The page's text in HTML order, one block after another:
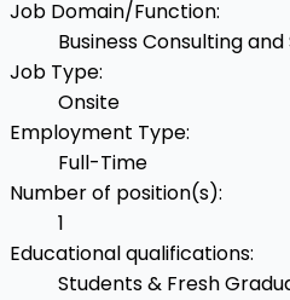
Job Domain/Function:
Business Consulting
Job Type:
Onsite
Employment Type:
Full-Time
Number of position(s):
1
Educational qualifications:
Students & Fresh